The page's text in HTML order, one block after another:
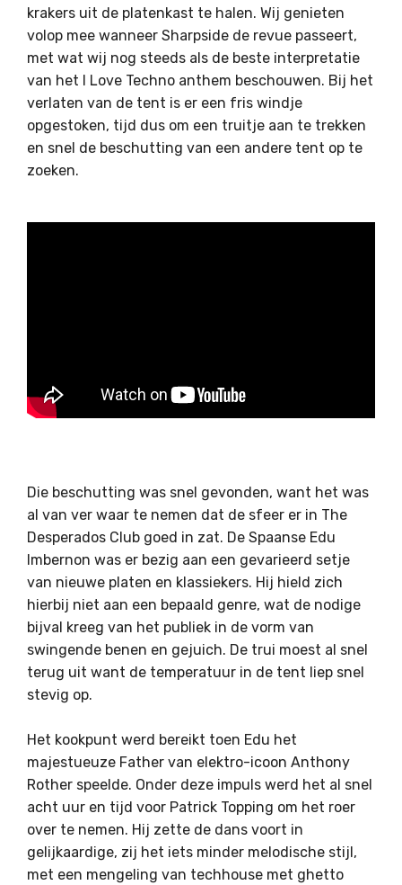
krakers uit de platenkast te halen. Wij genieten
volop mee wanneer Sharpside de revue passeert,
met wat wij nog steeds als de beste interpretatie
van het I Love Techno anthem beschouwen. Bij het
verlaten van de tent is er een fris windje
opgestoken, tijd dus om een truitje aan te trekken
en snel de beschutting van een andere tent op te
zoeken.
Die beschutting was snel gevonden, want het was
al van ver waar te nemen dat de sfeer er in The
Desperados Club goed in zat. De Spaanse Edu
Imbernon was er bezig aan een gevarieerd setje
van nieuwe platen en klassiekers. Hij hield zich
hierbij niet aan een bepaald genre, wat de nodige
bijval kreeg van het publiek in de vorm van
swingende benen en gejuich. De trui moest al snel
terug uit want de temperatuur in de tent liep snel
stevig op.
Het kookpunt werd bereikt toen Edu het
majestueuze Father van elektro-icoon Anthony
Rother speelde. Onder deze impuls werd het al snel
acht uur en tijd voor Patrick Topping om het roer
over te nemen. Hij zette de dans voort in
gelijkaardige, zij het iets minder melodische stijl,
met een mengeling van techhouse met ghetto